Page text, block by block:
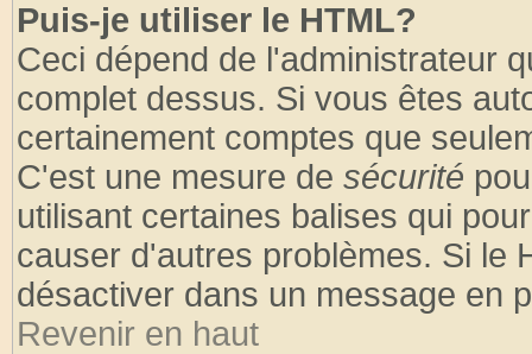
Puis-je utiliser le HTML?
Ceci dépend de l'administrateur
complet dessus. Si vous êtes
certainement comptes que
C'est une mesure de sécurité
utilisant certaines balises qui
causer d'autres problèmes. Si le
désactiver dans un message en
Revenir en haut